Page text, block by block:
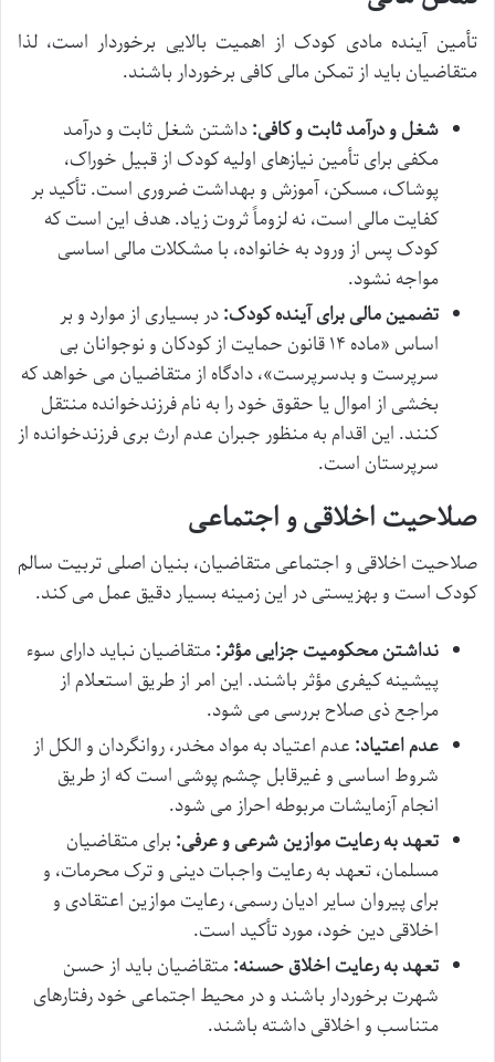
تأمین آینده مادی کودک از اهمیت بالایی برخوردار است، لذا
متقاضیان باید از تمکن مالی کافی برخوردار باشند.
شغل و درآمد ثابت و کافی:داشتن شغل ثابت و درآمد
مکفی برای تأمین نیازهای اولیه کودک از قبیل خوراک،
پوشاک، مسکن، آموزش و بهداشت ضروری است. تأکید بر
کفایت مالی است، نه لزوماً ثروت زیاد. هدف این است که
کودک پس از ورود به خانواده، با مشکلات مالی اساسی
مواجه نشود.
تضمین مالی برای آینده کودک:در بسیاری از موارد و بر
اساس «ماده ۱۴ قانون حمایت از کودکان و نوجوانان بی
سرپرست و بدسرپرست»، دادگاه از متقاضیان می خواهد که
بخشی از اموال یا حقوق خود را به نام فرزندخوانده منتقل
کنند. این اقدام به منظور جبران عدم ارث بری فرزندخوانده از
سرپرستان است.
صلاحیت اخلاقی و اجتماعی
صلاحیت اخلاقی و اجتماعی متقاضیان، بنیان اصلی تربیت سالم
کودک است و بهزیستی در این زمینه بسیار دقیق عمل می کند.
نداشتن محکومیت جزایی مؤثر:متقاضیان نباید دارای سوء
پیشینه کیفری مؤثر باشند. این امر از طریق استعلام از
مراجع ذی صلاح بررسی می شود.
عدم اعتیاد: عدم اعتیاد به مواد مخدر، روانگردان و الکل از
شروط اساسی و غیرقابل چشم پوشی است که از طریق
انجام آزمایشات مربوطه احراز می شود.
تعهد به رعایت موازین شرعی و عرفی: برای متقاضیان
مسلمان، تعهد به رعایت واجبات دینی و ترک محرمات، و
برای پیروان سایر ادیان رسمی، رعایت موازین اعتقادی و
اخلاقی دین خود، مورد تأکید است.
تعهد به رعایت اخلاق حسنه:متقاضیان باید از حسن
شهرت برخوردار باشند و در محیط اجتماعی خود رفتارهای
متناسب و اخلاقی داشته باشند.